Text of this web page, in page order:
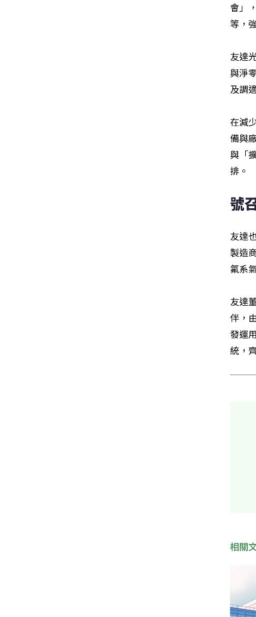
會」
等，
友達
與淨
及調
在減
備與
與「
排。
號
友達
製造
氟系
友達
伴，
發運
統，
相關